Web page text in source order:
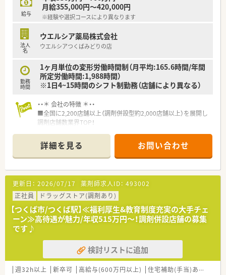
給与
月給355,000円～420,000円
※経験や選択コースにより異なります
法人
名
ウエルシア薬局株式会社
ウエルシアつくばみどりの店
勤務
時間
1ヶ月単位の変形労働時間制（月平均:165.6時間/年間
所定労働時間:1,988時間）
※1日4~15時間のシフト制勤務（店舗により異なる）
・・＊ 会社の特徴 ＊・・
■全国に2,200店舗以上（調剤併設型約2,000店舗以上）を展開し
調剤店舗数業界TOP！
頑張り次第で高給与も可能！
■経験や勤務コースによりますが、経験の少ない方でも500万前
半スタートと業界TOP水準！
■職種や職域に合わせ、豊富な社内研修や外部組織と連携した研
修を用意されています
■薬剤師が中心の会社だからこそ活躍できるキャリアパスが多
種多様に用意されています。
■店舗拡大に伴い、エリアマネジャーや営業部長等のマネジメン
トのポジションも増えます。
■在宅や教育等の専門性を活かせるスペシャリストを目指すこ
■その他にも、管理部門や商品部門等の本社スタッフなど活動領
域は多種多様です。
■在宅実施店舗は年々増加しており、在宅医療へもしっかりと関
わる事ができます。
詳細を見る お問い合わせ
更新日： 2026/07/17 薬剤師求人ID： 493002
正社員
ドラッグストア(調剤あり)
【つくば市/つくば駅】≪福利厚生&教育制度充実の大手チェ
ーン≫高待遇が魅力/年収515万円～！調剤併設店舗の募集
です♪
検討リストに追加
週32h以上 新卒可 高給与(600万円以上) 住宅補助(手当)あり